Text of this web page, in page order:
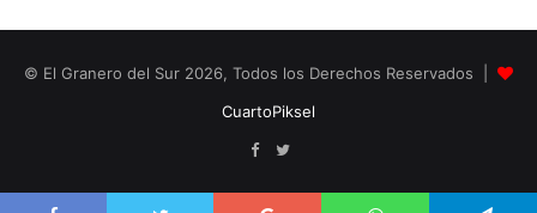
© El Granero del Sur 2026, Todos los Derechos Reservados |
CuartoPiksel